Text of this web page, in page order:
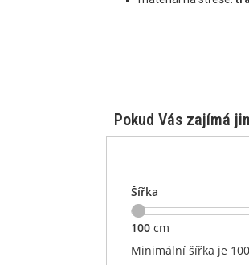
Pokud Vás zajímá
Šířka
100 cm
Minimální šířka je